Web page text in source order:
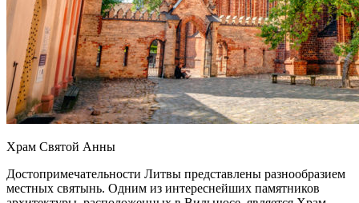
Храм Святой Анны
Достопримечательности Литвы представлены разнообразием
местных святынь. Одним из интереснейших памятников